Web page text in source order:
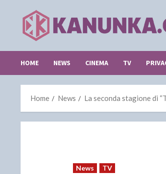
content
HOME NEWS CINEMA TV
Home News La seconda stagione di
News TV